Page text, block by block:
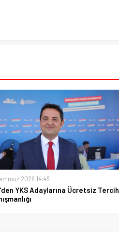
2026 14:45
YKS Adaylarına Ücretsiz Tercih